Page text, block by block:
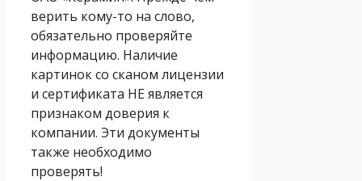
верить кому-то на слово,
обязательно проверяйте
информацию. Наличие
картинок со сканом лицензии
и сертификата НЕ является
признаком доверия к
компании. Эти документы
также необходимо
проверять!